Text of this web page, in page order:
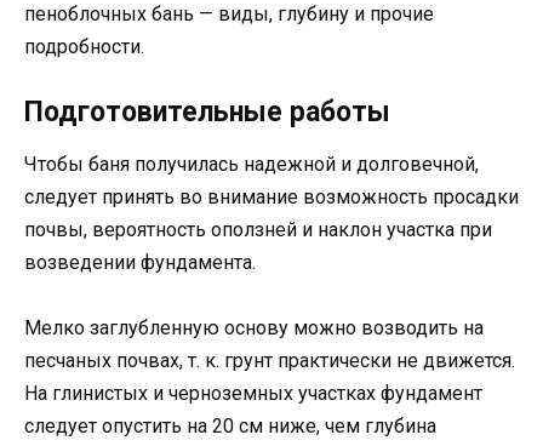
пеноблочных бань — виды, глубину и прочие
подробности.
Подготовительные работы
Чтобы баня получилась надежной и долговечной,
следует принять во внимание возможность просадки
почвы, вероятность оползней и наклон участка при
возведении фундамента.
Мелко заглубленную основу можно возводить на
песчаных почвах, т. к. грунт практически не движется.
На глинистых и черноземных участках фундамент
следует опустить на 20 см ниже, чем глубина